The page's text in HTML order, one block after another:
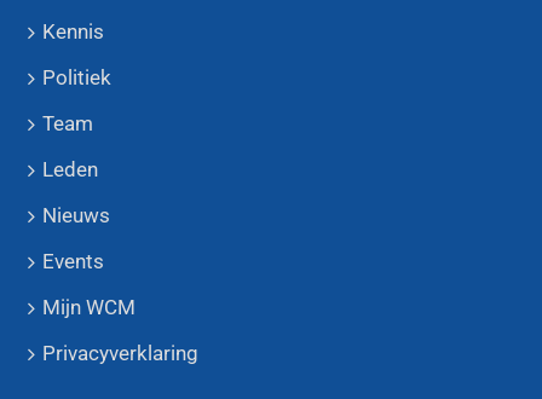
Kennis
Politiek
Team
Leden
Nieuws
Events
Mijn WCM
Privacyverklaring